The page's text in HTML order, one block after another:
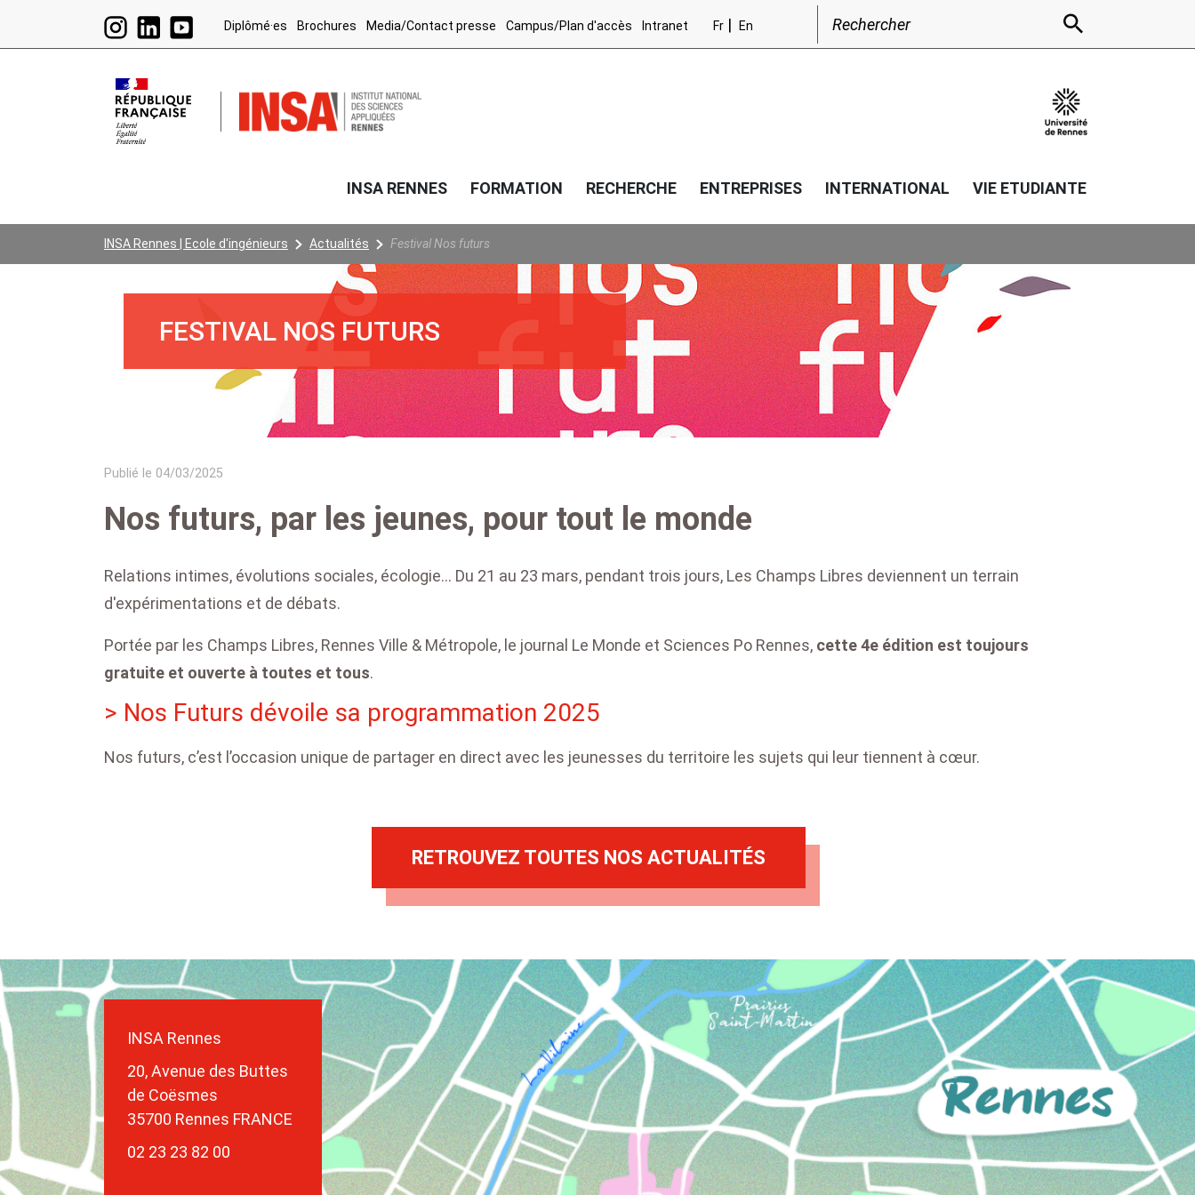
InstagramLinkedInYouTube
Diplômé·es Brochures Media/Contact presse Campus/Plan d'accès Intranet Fr En Recherche de:
INSA RENNES FORMATION RECHERCHE ENTREPRISES INTERNATIONAL VIE ETUDIANTE
Vous êtes ici:
INSA Rennes | Ecole d'ingénieurs Actualités Festival Nos futurs
FESTIVAL NOS FUTURS
Publié le 04/03/2025
Nos futurs, par les jeunes, pour tout le monde
Relations intimes, évolutions sociales, écologie... Du 21 au 23 mars, pendant trois jours, Les Champs Libres deviennent un terrain
d'expérimentations et de débats.
Portée par les Champs Libres, Rennes Ville & Métropole, le journal Le Monde et Sciences Po Rennes, cette 4e édition est toujours
gratuite et ouverte à toutes et tous.
> Nos Futurs dévoile sa programmation 2025
Nos futurs, c’est l’occasion unique de partager en direct avec les jeunesses du territoire les sujets qui leur tiennent à cœur.
RETROUVEZ TOUTES NOS ACTUALITÉS
INSA Rennes
20, Avenue des Buttes
de Coësmes
35700 Rennes FRANCE
02 23 23 82 00